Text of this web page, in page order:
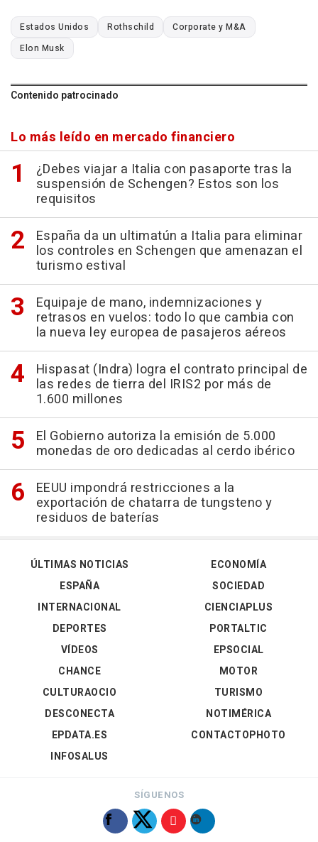
Estados Unidos Rothschild
Corporate y M&A
Elon Musk
Contenido patrocinado
Lo más leído en mercado financiero
¿Debes viajar a Italia con pasaporte tras la
suspensión de Schengen? Estos son los
requisitos
España da un ultimatún a Italia para eliminar
los controles en Schengen que amenazan el
turismo estival
Equipaje de mano, indemnizaciones y
retrasos en vuelos: todo lo que cambia con
la nueva ley europea de pasajeros aéreos
Hispasat (Indra) logra el contrato principal de
las redes de tierra del IRIS2 por más de
1.600 millones
El Gobierno autoriza la emisión de 5.000
monedas de oro dedicadas al cerdo ibérico
EEUU impondrá restricciones a la
exportación de chatarra de tungsteno y
residuos de baterías
ÚLTIMAS NOTICIAS
ESPAÑA
INTERNACIONAL
DEPORTES
VÍDEOS
ECONOMÍA
SOCIEDAD
CIENCIAPLUS
PORTALTIC
EPSOCIAL
CHANCE
CULTURAOCIO
DESCONECTA
EPDATA.ES
INFOSALUS
MOTOR
TURISMO
NOTIMÉRICA
CONTACTOPHOTO
SÍGUENOS